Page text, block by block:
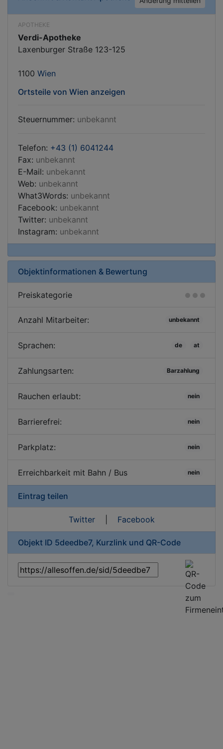
APOTHEKE
Verdi-Apotheke
Laxenburger Straße 123-125
1100 Wien
Ortsteile von Wien anzeigen
Steuernummer: unbekannt
Telefon: +43 (1) 6041244
Fax: unbekannt
E-Mail: unbekannt
Web: unbekannt
What3Words: unbekannt
Facebook: unbekannt
Twitter: unbekannt
Instagram: unbekannt
Objektinformationen & Bewertung
Preiskategorie
Anzahl Mitarbeiter: unbekannt
Sprachen: de at
Zahlungsarten: Barzahlung
Rauchen erlaubt: nein
Barrierefrei: nein
Parkplatz: nein
Erreichbarkeit mit Bahn / Bus nein
Eintrag teilen
Twitter| Facebook
Objekt ID 5deedbe7, Kurzlink und QR-Code